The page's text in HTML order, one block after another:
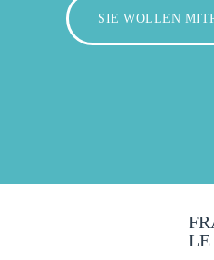
SIE WOLLEN
LE